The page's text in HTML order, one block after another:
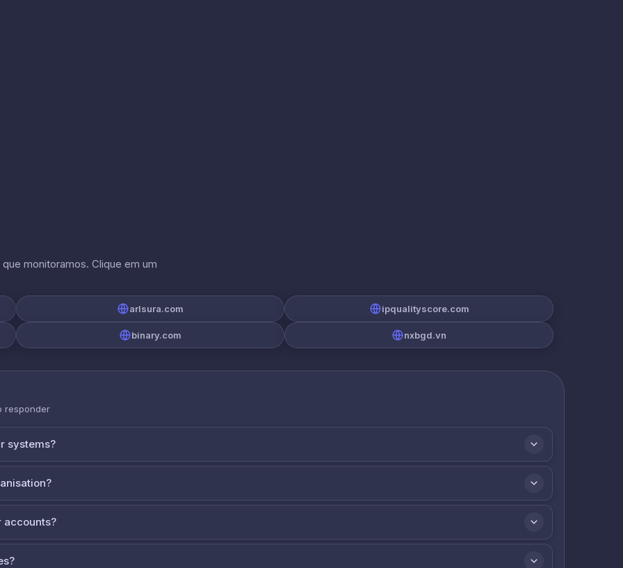
monitoramos. Clique em um
arlsura.com ipqualityscore.com
binary.com nxbgd.vn
responder
systems?
accounts?